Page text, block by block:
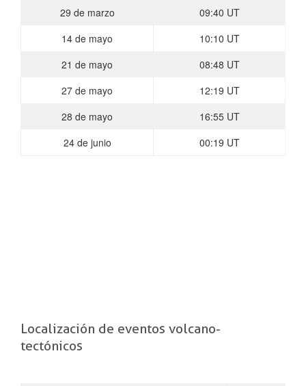
​29 de marzo
​09:40 UT
​14 de mayo
10:10 UT​
​21 de mayo
08:48 UT​
​27 de mayo
​12:19 UT
​28 de mayo
​16:55 UT
​24 de junio
​00:19 UT
Localización de eventos volcano-
tectónicos